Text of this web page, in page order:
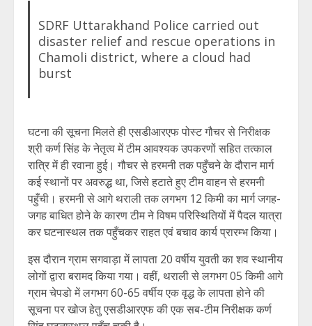
SDRF Uttarakhand Police carried out
disaster relief and rescue operations in
Chamoli district, where a cloud had
burst
घटना की सूचना मिलते ही एसडीआरएफ पोस्ट गौचर से निरीक्षक
श्री कर्ण सिंह के नेतृत्व में टीम आवश्यक उपकरणों सहित तत्काल
रात्रि में ही रवाना हुई। गौचर से हरमनी तक पहुँचने के दौरान मार्ग
कई स्थानों पर अवरुद्ध था, जिसे हटाते हुए टीम वाहन से हरमनी
पहुँची। हरमनी से आगे थराली तक लगभग 12 किमी का मार्ग जगह-
जगह बाधित होने के कारण टीम ने विषम परिस्थितियों में पैदल यात्रा
कर घटनास्थल तक पहुँचकर राहत एवं बचाव कार्य प्रारम्भ किया।
इस दौरान ग्राम सगवाड़ा में लापता 20 वर्षीय युवती का शव स्थानीय
लोगों द्वारा बरामद किया गया। वहीं, थराली से लगभग 05 किमी आगे
ग्राम चेपडो में लगभग 60-65 वर्षीय एक वृद्ध के लापता होने की
सूचना पर खोज हेतु एसडीआरएफ की एक सब-टीम निरीक्षक कर्ण